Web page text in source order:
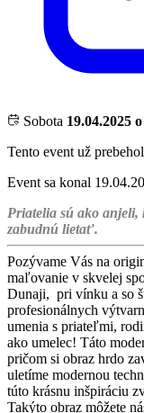
Sobota 19.04.2025
Tento event už prebehol
Event sa konal
Priatelia sú ako
zabudnú lietať.
Pozývame Vás na
maľovanie v skvelej
Dunaji, pri vínku a so
profesionálnych
umenia s priateľmi,
ako umelec! Táto
pričom si obraz hrdo
uletíme modernou
túto krásnu inšpiráciu
Takýto obraz môžete